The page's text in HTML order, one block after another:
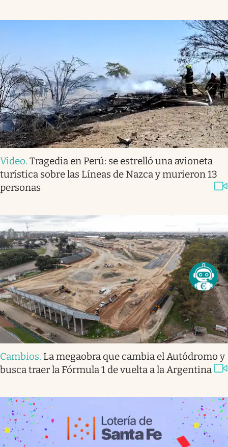
Video. Tragedia en Perú: se estrelló una avioneta
turística sobre las Líneas de Nazca y murieron 13
personas
Cambios. La megaobra que cambia el Autódromo y
busca traer la Fórmula 1 de vuelta a la Argentina